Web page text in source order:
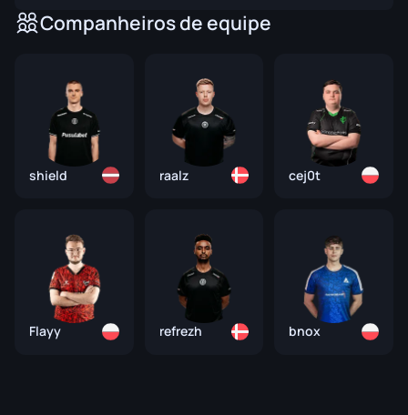
Companheiros de equipe
shield raalz cej0t
Flayy refrezh bnox